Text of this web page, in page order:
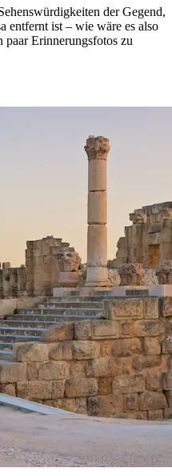
der Gegend,
entfernt ist – wie wäre es also
paar Erinnerungsfotos zu